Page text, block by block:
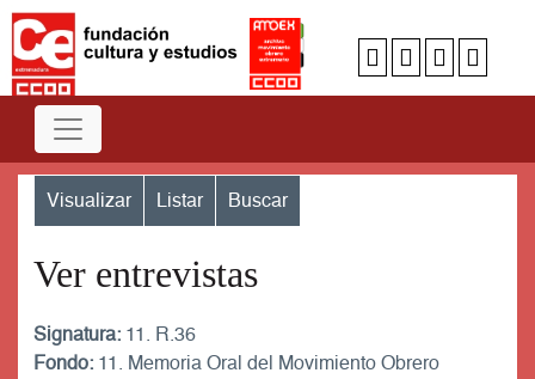
Visualizar Listar Buscar
Ver entrevistas
Signatura:11. R.36
Fondo:11. Memoria Oral del Movimiento Obrero